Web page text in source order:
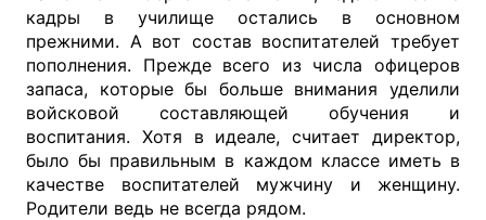
кадры в училище остались в основном
прежними. А вот состав воспитателей требует
пополнения. Прежде всего из числа офицеров
запаса, которые бы больше внимания уделили
войсковой составляющей обучения и
воспитания. Хотя в идеале, считает директор,
было бы правильным в каждом классе иметь в
качестве воспитателей мужчину и женщину.
Родители ведь не всегда рядом.